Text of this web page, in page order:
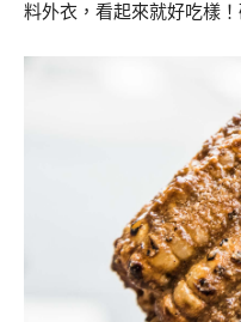
料外衣，看起來就好吃樣